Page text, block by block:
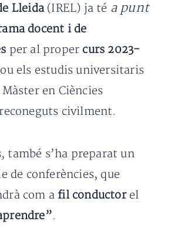
Lleida(IREL) ja té a punt
docent i de
per al proper curs 2023-
els estudis universitaris
en Ciències
civilment.
també s’ha preparat un
de conferències, que
com afil conductorel
.